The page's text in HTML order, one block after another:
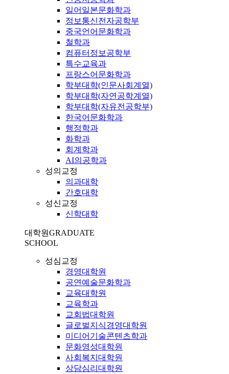
일어일본문화학과
정보통신전자공학부
중국언어문화학과
철학과
컴퓨터정보공학부
특수교육과
프랑스어문화학과
학부대학(인문사회계열)
학부대학(자연공학계열)
학부대학(자유전공학부)
한국어문화학과
행정학과
화학과
회계학과
AI의공학과
성의교정
의과대학
간호대학
성신교정
신학대학
대학원GRADUATE
SCHOOL
성심교정
경영대학원
공연예술문화학과
교육대학원
교육학과
교회법대학원
글로벌지식경영대학원
미디어기술콘텐츠학과
문화영성대학원
사회복지대학원
상담심리대학원